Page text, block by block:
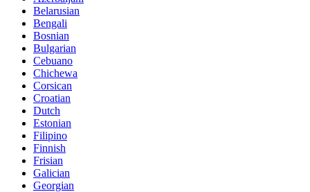
Belarusian
Bengali
Bosnian
Bulgarian
Cebuano
Chichewa
Corsican
Croatian
Dutch
Estonian
Filipino
Finnish
Frisian
Galician
Georgian